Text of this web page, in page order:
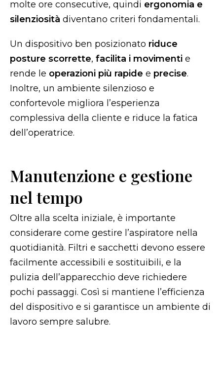
molte ore consecutive, quindi ergonomia e
silenziosità diventano criteri fondamentali.
Un dispositivo ben posizionato riduce
posture scorrette, facilita i movimenti e
rende le operazioni più rapide e precise.
Inoltre, un ambiente silenzioso e
confortevole migliora l’esperienza
complessiva della cliente e riduce la fatica
dell’operatrice.
Manutenzione e gestione
nel tempo
Oltre alla scelta iniziale, è importante
considerare come gestire l’aspiratore nella
quotidianità. Filtri e sacchetti devono essere
facilmente accessibili e sostituibili, e la
pulizia dell’apparecchio deve richiedere
pochi passaggi. Così si mantiene l’efficienza
del dispositivo e si garantisce un ambiente di
lavoro sempre salubre.